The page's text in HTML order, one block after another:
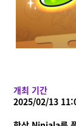
개최 기간
2025/02/13